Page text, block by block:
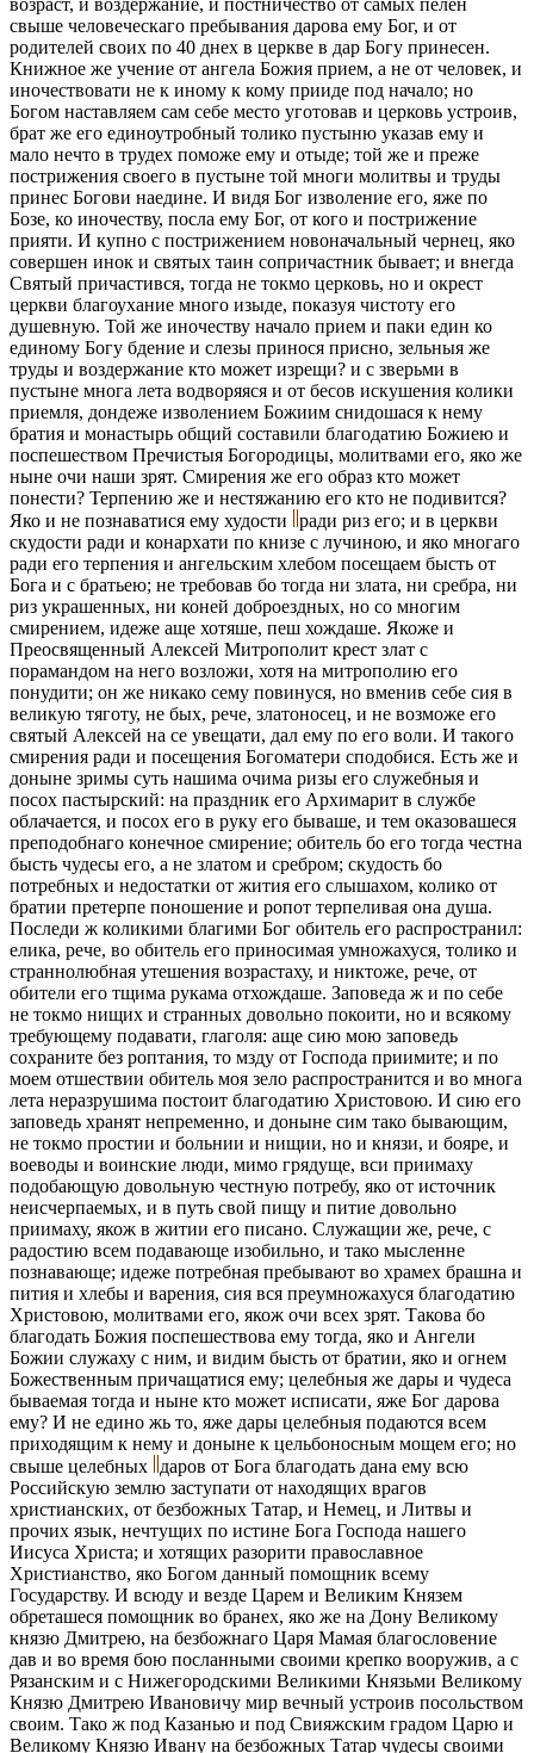
свыше человеческаго пребывания дарова ему Бог, и от
родителей своих по 40 днех в церкве в дар Богу принесен.
Книжное же учение от ангела Божия прием, а не от человек, и
иночествовати не к иному к кому прииде под начало; но
Богом наставляем сам себе место уготовав и церковь устроив,
брат же его единоутробный толико пустыню указав ему и
мало нечто в трудех поможе ему и отыде; той же и преже
пострижения своего в пустыне той многи молитвы и труды
принес Богови наедине. И видя Бог изволение его, яже по
Бозе, ко иночеству, посла ему Бог, от кого и пострижение
прияти. И купно с пострижением новоначальный чернец, яко
совершен инок и святых таин сопричастник бывает; и внегда
Святый причастився, тогда не токмо церковь, но и окрест
церкви благоухание много изыде, показуя чистоту его
душевную. Той же иночеству начало прием и паки един ко
единому Богу бдение и слезы принося присно, зельныя же
труды и воздержание кто может изрещи? и с зверьми в
пустыне многа лета водворяяся и от бесов искушения колики
приемля, дондеже изволением Божиим снидошася к нему
братия и монастырь общий составили благодатию Божиею и
поспешеством Пречистыя Богородицы, молитвами его, яко же
ныне очи наши зрят. Смирения же его образ кто может
понести? Терпению же и нестяжанию его кто не подивится?
Яко и не познаватися ему худости
ради риз его; и в церкви
скудости ради и конархати по книзе с лучиною, и яко многаго
ради его терпения и ангельским хлебом посещаем бысть от
Бога и с братьею; не требовав бо тогда ни злата, ни сребра, ни
риз украшенных, ни коней доброездных, но со многим
смирением, идеже аще хотяше, пеш хождаше. Якоже и
Преосвященный Алексей Митрополит крест злат с
порамандом на него возложи, хотя на митрополию его
понудити; он же никако сему повинуся, но вменив себе сия в
великую тяготу, не бых, рече, златоносец, и не возможе его
святый Алексей на се увещати, дал ему по его воли. И такого
смирения ради и посещения Богоматери сподобися. Есть же и
доныне зримы суть нашима очима ризы его служебныя и
посох пастырский: на праздник его Архимарит в службе
облачается, и посох его в руку его бываше, и тем оказовашеся
преподобнаго конечное смирение; обитель бо его тогда честна
бысть чудесы его, а не златом и сребром; скудость бо
потребных и недостатки от жития его слышахом, колико от
братии претерпе поношение и ропот терпеливая она душа.
Последи ж коликими благими Бог обитель его распространил:
елика, рече, во обитель его приносимая умножахуся, толико и
страннолюбная утешения возрастаху, и никтоже, рече, от
обители его тщима рукама отхождаше. Заповеда ж и по себе
не токмо нищих и странных довольно покоити, но и всякому
требующему подавати, глаголя: аще сию мою заповедь
сохраните без роптания, то мзду от Господа приимите; и по
моем отшествии обитель моя зело распространится и во многа
лета неразрушима постоит благодатию Христовою. И сию его
заповедь хранят непременно, и доныне сим тако бывающим,
не токмо простии и больнии и нищии, но и князи, и бояре, и
воеводы и воинские люди, мимо грядуще, вси приимаху
подобающую довольную честную потребу, яко от источник
неисчерпаемых, и в путь свой пищу и питие довольно
приимаху, якож в житии его писано. Служащии же, рече, с
радостию всем подавающе изобильно, и тако мысленне
познавающе; идеже потребная пребывают во храмех брашна и
пития и хлебы и варения, сия вся преумножахуся благодатию
Христовою, молитвами его, якож очи всех зрят. Такова бо
благодать Божия поспешествова ему тогда, яко и Ангели
Божии служаху с ним, и видим бысть от братии, яко и огнем
Божественным причащатися ему; целебныя же дары и чудеса
бываемая тогда и ныне кто может исписати, яже Бог дарова
ему? И не едино жь то, яже дары целебныя подаются всем
приходящим к нему и доныне к цельбоносным мощем его; но
свыше целебных
даров от Бога благодать дана ему всю
Российскую землю заступати от находящих врагов
христианских, от безбожных Татар, и Немец, и Литвы и
прочих язык, нечтущих по истине Бога Господа нашего
Иисуса Христа; и хотящих разорити православное
Христианство, яко Богом данный помощник всему
Государству. И всюду и везде Царем и Великим Князем
обреташеся помощник во бранех, яко же на Дону Великому
князю Дмитрею, на безбожнаго Царя Мамая благословение
дав и во время бою посланными своими крепко вооружив, а с
Рязанским и с Нижегородскими Великими Князьми Великому
Князю Дмитрею Ивановичу мир вечный устроив посольством
своим. Тако ж под Казанью и под Свияжским градом Царю и
Великому Князю Ивану на безбожных Татар чудесы своими